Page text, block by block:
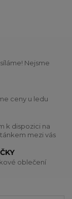
Nejsme
ceny u ledu
k dispozici na
mezi vás
oblečení